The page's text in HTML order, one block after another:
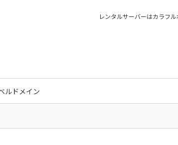
レンタルサーバーはカラフ
ルドメイン